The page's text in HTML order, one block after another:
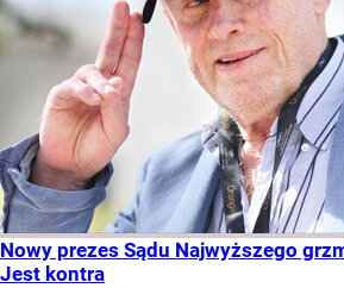
Nowy prezes Sądu Najwyższego
Jest kontra